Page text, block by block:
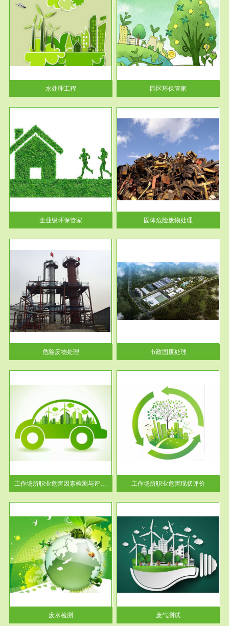
水处理工程
服务范围
园区环保管家
2016 年 4 月，环保部下发《关
于积极发挥环境保护作用促进供
给侧结...
园区环保管家
企业级环保管家
服务范围
固体危险废物处理
固体废物解释：固体废物是指人
们在生产建设、日常生活和其他
活动中...
固体危险废物处理
危险废物处理
服务范围
市政固废处理
蔚蓝生态环境科技所从事的市政
废物处理业务包括市政废物的处
理处...
市政固废处理
工作场所职业危害因素检测与评价...
服务范围
工作场所职业危害现状评价
【现状评价意义】：具体因素---
-通过质谱分析等多种手段明确
工作场...
工作场所职业危害现状评价
废水检测
服务范围
废气测试
检测范围工业废气检测包括有机
废气和无机废气。有机废气主要
包括...
废气测试